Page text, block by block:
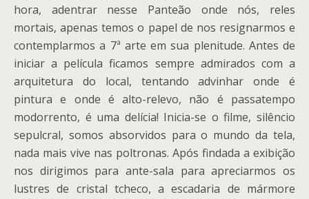
hora, adentrar nesse Panteão onde nós, reles
mortais, apenas temos o papel de nos resignarmos e
contemplarmos a 7ª arte em sua plenitude. Antes de
iniciar a película ficamos sempre admirados com a
arquitetura do local, tentando advinhar onde é
pintura e onde é alto-relevo, não é passatempo
modorrento, é uma delícia! Inicia-se o filme, silêncio
sepulcral, somos absorvidos para o mundo da tela,
nada mais vive nas poltronas. Após findada a exibição
nos dirigimos para ante-sala para apreciarmos os
lustres de cristal tcheco, a escadaria de mármore